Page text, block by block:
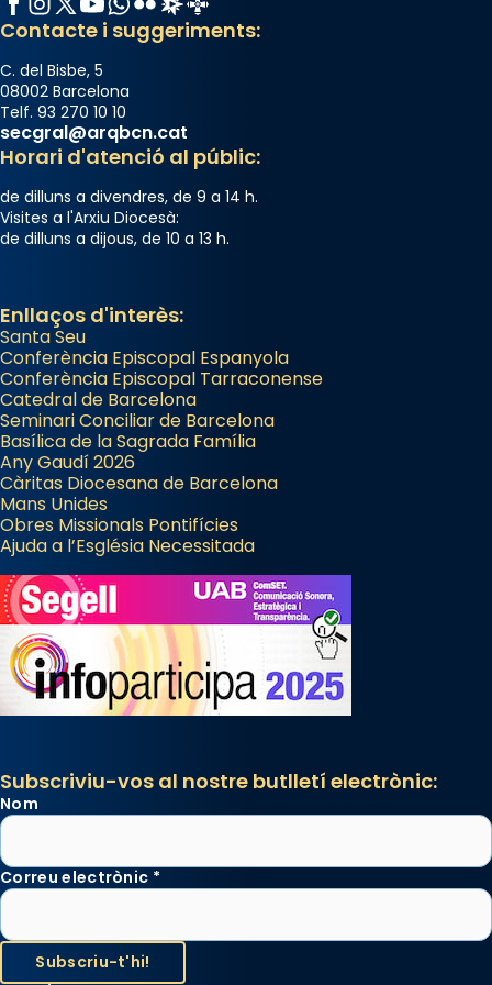
Contacte i suggeriments:
C. del Bisbe, 5
08002 Barcelona
Telf. 93 270 10 10
secgral@arqbcn.cat
Horari d'atenció al públic:
de dilluns a divendres, de 9 a 14 h.
Visites a l'Arxiu Diocesà:
de dilluns a dijous, de 10 a 13 h.
Enllaços d'interès:
Santa Seu
Conferència Episcopal Espanyola
Conferència Episcopal Tarraconense
Catedral de Barcelona
Seminari Conciliar de Barcelona
Basílica de la Sagrada Família
Any Gaudí 2026
Càritas Diocesana de Barcelona
Mans Unides
Obres Missionals Pontifícies
Ajuda a l’Església Necessitada
Subscriviu-vos al nostre butlletí electrònic:
Nom
Correu electrònic *